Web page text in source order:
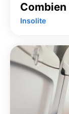
Combien
Insolite